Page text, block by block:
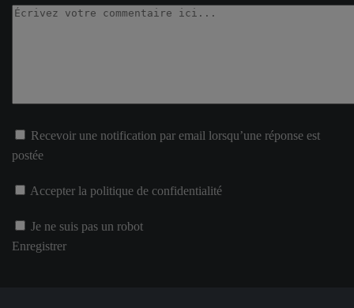
Recevoir une notification par email lorsqu’une réponse est
postée
Accepter la politique de confidentialité
Je ne suis pas un robot
Enregistrer